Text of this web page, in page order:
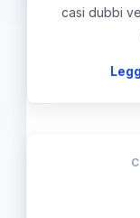
casi dubbi